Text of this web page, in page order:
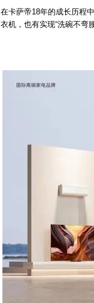
在卡萨帝18年的成长历程
衣机，也有实现“洗碗不弯